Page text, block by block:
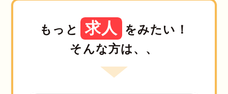
もっと 求人
をみたい！
そんな方は、、